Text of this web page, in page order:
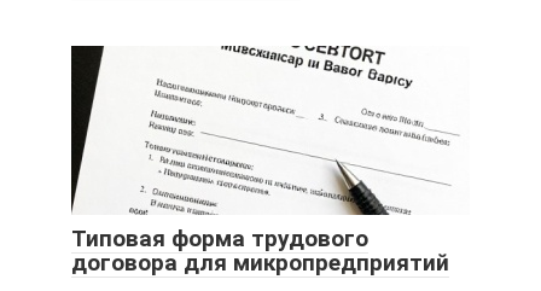
Типовая форма трудового
договора для микропредприятий